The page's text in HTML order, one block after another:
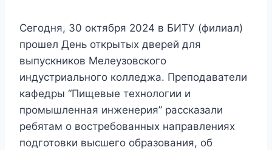
Сегодня, 30 октября 2024 в БИТУ (филиал)
прошел День открытых дверей для
выпускников Мелеузовского
индустриального колледжа. Преподаватели
кафедры “Пищевые технологии и
промышленная инженерия” рассказали
ребятам о востребованных направлениях
подготовки высшего образования, об